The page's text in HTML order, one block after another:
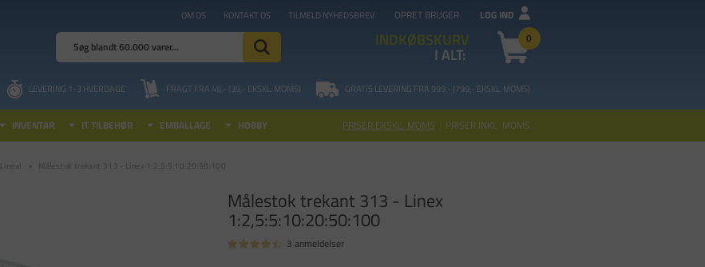
OM OS KONTAKT OS TILMELD NYHEDSBREV OPRET BRUGER LOG IND
INDKØBSKURV 0
I ALT:
LEVERING 1-3 HVERDAGE FRAGT FRA 49,- (39,- EKSKL. MOMS) GRATIS LEVERING FRA 999,- (799,- EKSKL. MOMS)
INVENTAR IT TILBEHØR EMBALLAGE HOBBY PRISER EKSKL. MOMS | PRISER INKL. MOMS
Lineal Målestok trekant 313 - Linex 1:2,5:5:10:20:50:100
Målestok trekant 313 - Linex
1:2,5:5:10:20:50:100
3 anmeldelser